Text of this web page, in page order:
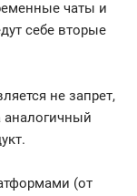
чаты и
себе вторые
не запрет,
(от